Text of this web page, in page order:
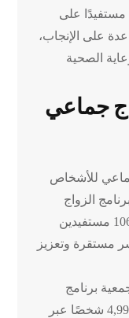
أما في الجانب الصحي، فقد حصل 362 مستفيدًا على
على الإنجاب،
الصحية
جماعي
للأشخاص
الزواج
الجماعي، والذي أسهم في عقد قران 106 مستفيدين
مستقرة وتعزيز
برنامج
المساعدات العامة، الذي استفاد منه 4,991 شخصًا عبر